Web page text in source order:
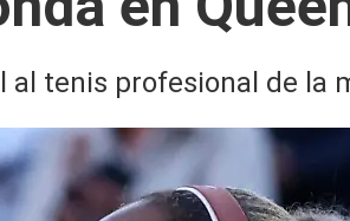
tenis profesional de la